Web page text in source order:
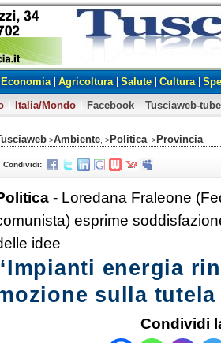
Economia Agricoltura Salute Cultura
Italia/Mondo Facebook Tusciaweb-tube
>Ambiente , >Politica , >Provincia
Condividi:
- Loredana Fraleone
esprime
idee
energia
sulla
Condividi